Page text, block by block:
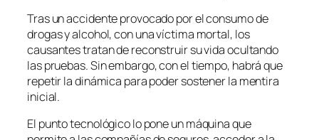
Tras un accidente provocado por el consumo de
drogas y alcohol, con una víctima mortal, los
causantes tratan de reconstruir su vida ocultando
las pruebas. Sin embargo, con el tiempo, habrá que
repetir la dinámica para poder sostener la mentira
inicial.
El punto tecnológico lo pone un máquina que